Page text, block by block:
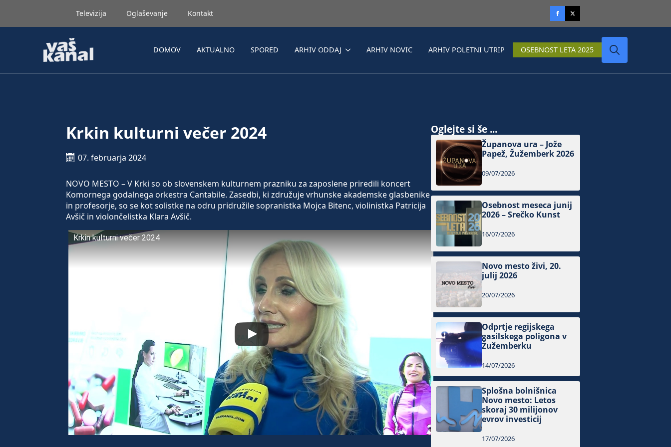
Televizija Oglaševanje Kontakt
DOMOV AKTUALNO SPORED ARHIV ODDAJ ARHIV NOVIC ARHIV POLETNI UTRIP OSEBNOST LETA 2025
Krkin kulturni večer 2024
07. februarja 2024
NOVO MESTO – V Krki so ob slovenskem kulturnem prazniku za zaposlene priredili koncert
Komornega godalnega orkestra Cantabile. Zasedbi, ki združuje vrhunske akademske glasbenike
in profesorje, so se kot solistke na odru pridružile sopranistka Mojca Bitenc, violinistka Patricija
Avšič in violončelistka Klara Avšič.
Krkin kulturni večer 2024
Oglejte si še ...
Županova ura – Jože
Papež, Žužemberk 2026
09/07/2026
Osebnost meseca junij
2026 – Srečko Kunst
16/07/2026
Novo mesto živi, 20.
julij 2026
20/07/2026
Odprtje regijskega
gasilskega poligona v
Žužemberku
14/07/2026
Splošna bolnišnica
Novo mesto: Letos
skoraj 30 milijonov
evrov investicij
17/07/2026